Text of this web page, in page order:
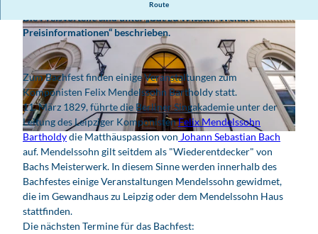
© www.pkfotografie.com, Philipp Kirschner | KI-optimiert
© www.robinkunzfotografie.de, Robin Kunz
Route
Das Bachfest ist Partner der Leipzig Card / Leipzig Regio Card.
Die Preisvorteile sind unter „Gut zu Wissen/ Weitere
Preisinformationen“ beschrieben.
Zum Bachfest finden einige Veranstaltungen zum
Komponisten Felix Mendelssohn Bartholdy statt.
11. März 1829, führte die Berliner Singakademie unter der
Leitung des Leipziger KomponistenFelix Mendelssohn
Bartholdydie Matthäuspassion von Johann Sebastian Bach
auf. Mendelssohn gilt seitdem als "Wiederentdecker" von
Bachs Meisterwerk. In diesem Sinne werden innerhalb des
Bachfestes einige Veranstaltungen Mendelssohn gewidmet,
die im Gewandhaus zu Leipzig oder dem Mendelssohn Haus
stattfinden.
Die nächsten Termine für das Bachfest: